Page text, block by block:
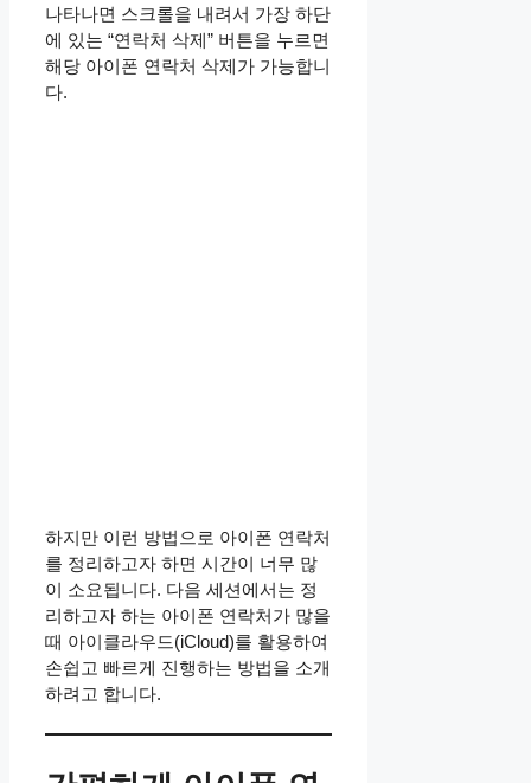
나타나면 스크롤을 내려서 가장 하단
에 있는 “연락처 삭제” 버튼을 누르면
해당 아이폰 연락처 삭제가 가능합니
다.
하지만 이런 방법으로 아이폰 연락처
를 정리하고자 하면 시간이 너무 많
이 소요됩니다. 다음 세션에서는 정
리하고자 하는 아이폰 연락처가 많을
때 아이클라우드(iCloud)를 활용하여
손쉽고 빠르게 진행하는 방법을 소개
하려고 합니다.